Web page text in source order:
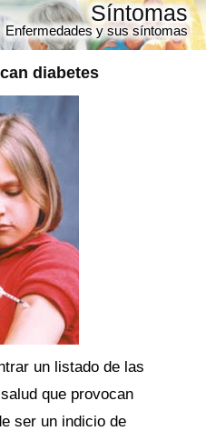
diabetes
Síntomas
Enfermedades y sus síntomas
un listado de las
que provocan
ser un indicio de